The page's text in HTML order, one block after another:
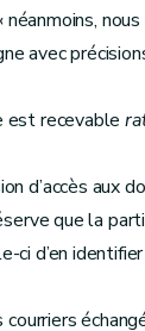
néanmoins,
avec
est recevable
d’accès
que la
ci d’en
courriers